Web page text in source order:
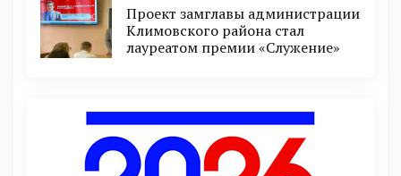
Проект замглавы администрации
Климовского района стал
лауреатом премии «Служение»